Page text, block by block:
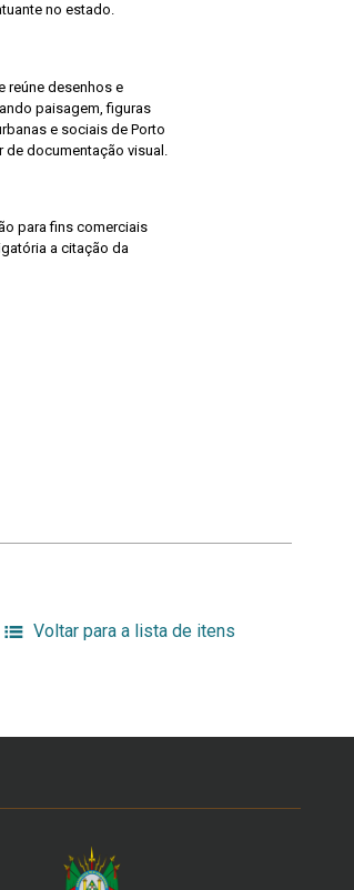
no estado.
reúne desenhos e
paisagem, figuras
e sociais de Porto
documentação visual.
para fins comerciais
a citação da
Voltar para a lista de itens